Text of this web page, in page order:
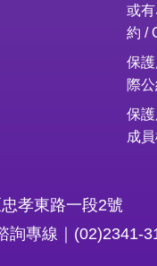
或
約 /
保
際
保
成
孝東路一段2號
詢專線｜(02)2341-